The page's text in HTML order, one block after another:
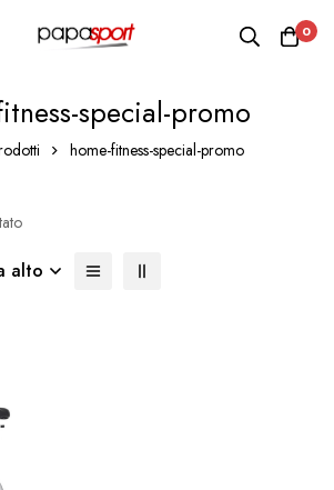
0
special-promo
home-fitness-special-promo
alto